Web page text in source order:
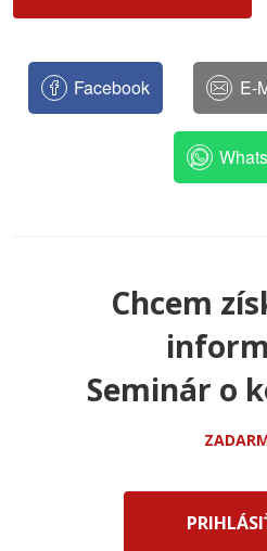
Facebook E-
Chcem
Seminár o